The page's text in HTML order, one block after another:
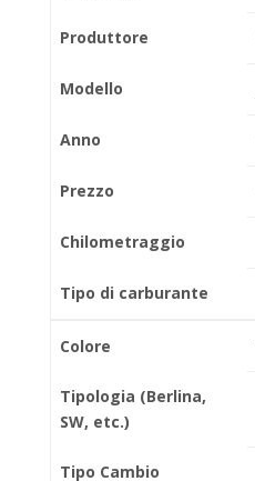
Produttore
Modello
Anno
Prezzo
Chilometraggio
Tipo di carburante
Colore
Tipologia (Berlina,
SW, etc.)
Tipo Cambio